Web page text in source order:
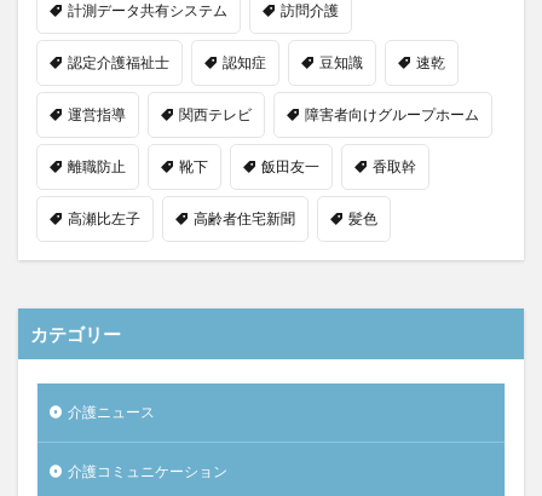
計測データ共有システム 訪問介護
認定介護福祉士 認知症 豆知識 速乾
運営指導 関西テレビ 障害者向けグループホーム
離職防止 靴下 飯田友一 香取幹
高瀬比左子 高齢者住宅新聞 髪色
カテゴリー
介護ニュース
介護コミュニケーション